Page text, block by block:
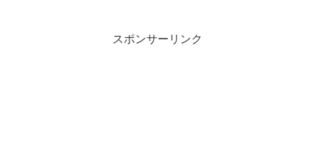
集結に乗る場合、乗った側は一番
ゲーは、ひとつのサーバーに色々
スポンサーリンク